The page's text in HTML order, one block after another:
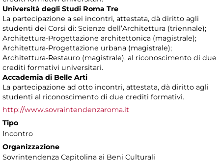
Università degli Studi Roma Tre
La partecipazione a sei incontri, attestata, dà diritto agli
studenti dei Corsi di: Scienze dell’Architettura (triennale);
Architettura-Progettazione architettonica (magistrale);
Architettura-Progettazione urbana (magistrale);
Architettura-Restauro (magistrale), al riconoscimento di due
crediti formativi universitari.
Accademia di Belle Arti
La partecipazione ad otto incontri, attestata, dà diritto agli
studenti al riconoscimento di due crediti formativi.
http://www.sovraintendenzaroma.it
Tipo
Incontro
Organizzazione
Sovrintendenza Capitolina ai Beni Culturali